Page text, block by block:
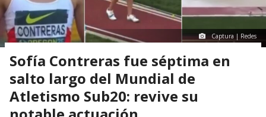
Captura | Redes
Sofía Contreras fue séptima en
salto largo del Mundial de
Atletismo Sub20: revive su